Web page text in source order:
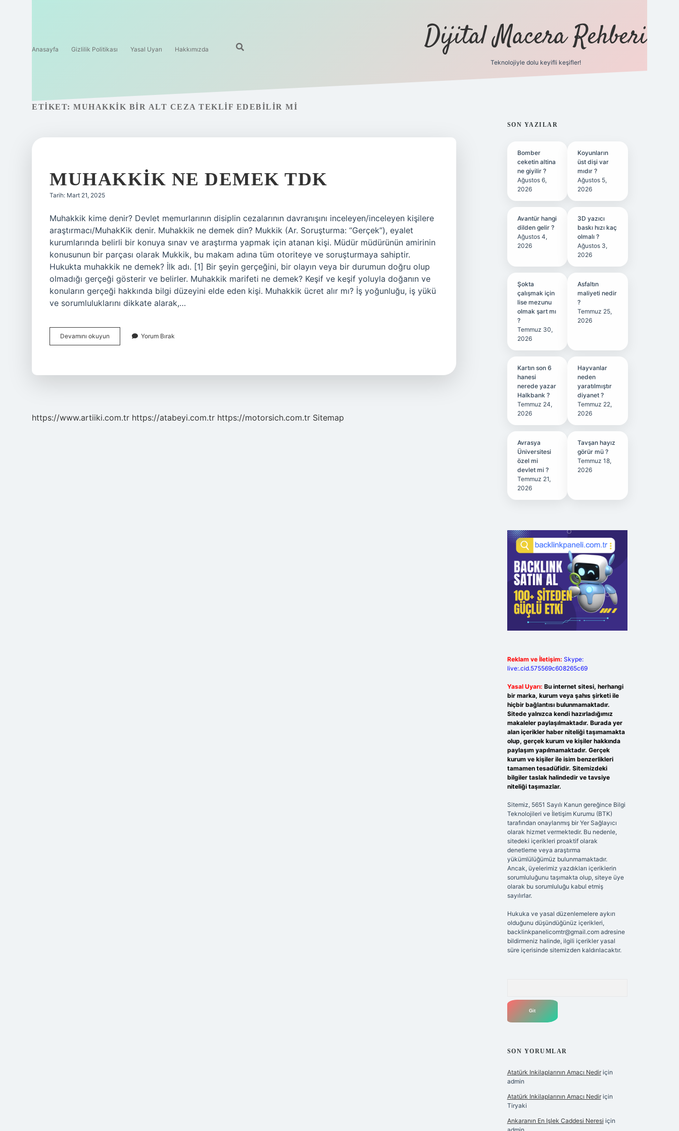
Anasayfa Gizlilik Politikası Yasal Uyarı Hakkımızda Dijital Macera Rehberi
Teknolojiyle dolu keyifli keşifler!
ETIKET: MUHAKKIK BIR ALT CEZA TEKLIF EDEBILIR MI
MUHAKKIK NE DEMEK TDK
Tarih: Mart 21, 2025
Muhakkik kime denir? Devlet memurlarının disiplin cezalarının davranışını inceleyen/inceleyen kişilere
araştırmacı/MuhakKik denir. Muhakkik ne demek din? Mukkik (Ar. Soruşturma: “Gerçek”), eyalet
kurumlarında belirli bir konuya sınav ve araştırma yapmak için atanan kişi. Müdür müdürünün amirinin
konusunun bir parçası olarak Mukkik, bu makam adına tüm otoriteye ve soruşturmaya sahiptir.
Hukukta muhakkik ne demek? İlk adı. [1] Bir şeyin gerçeğini, bir olayın veya bir durumun doğru olup
olmadığı gerçeği gösterir ve belirler. Muhakkik marifeti ne demek? Keşif ve keşif yoluyla doğanın ve
konuların gerçeği hakkında bilgi düzeyini elde eden kişi. Muhakkik ücret alır mı? İş yoğunluğu, iş yükü
ve sorumluluklarını dikkate alarak,…
Devamını okuyun Muhakkik
Ne
Yorum Bırak
https://www.artiiki.com.tr https://atabeyi.com.tr https://motorsich.com.tr Sitemap
SIDEBAR
SON YAZILAR
Bomber
ceketin altina
ne giyilir ?
Ağustos 6,
2026
Koyunların
üst dişi var
mıdır ?
Ağustos 5,
2026
Avantür hangi
dilden gelir ?
Ağustos 4,
2026
3D yazıcı
baskı hızı kaç
olmalı ?
Ağustos 3,
2026
Şokta
çalışmak için
lise mezunu
olmak şart mı
?
Temmuz 30,
2026
Asfaltın
maliyeti nedir
?
Temmuz 25,
2026
Kartın son 6
hanesi
nerede yazar
Halkbank ?
Temmuz 24,
2026
Hayvanlar
neden
yaratılmıştır
diyanet ?
Temmuz 22,
2026
Avrasya
Üniversitesi
özel mi
devlet mi ?
Temmuz 21,
2026
Tavşan hayız
görür mü ?
Temmuz 18,
2026
Reklam ve İletişim: Skype:
live:.cid.575569c608265c69
Yasal Uyarı: Bu internet sitesi, herhangi
bir marka, kurum veya şahıs şirketi ile
hiçbir bağlantısı bulunmamaktadır.
Sitede yalnızca kendi hazırladığımız
makaleler paylaşılmaktadır. Burada yer
alan içerikler haber niteliği taşımamakta
olup, gerçek kurum ve kişiler hakkında
paylaşım yapılmamaktadır. Gerçek
kurum ve kişiler ile isim benzerlikleri
tamamen tesadüfidir. Sitemizdeki
bilgiler taslak halindedir ve tavsiye
niteliği taşımazlar.
Sitemiz, 5651 Sayılı Kanun gereğince Bilgi
Teknolojileri ve İletişim Kurumu (BTK)
tarafından onaylanmış bir Yer Sağlayıcı
olarak hizmet vermektedir. Bu nedenle,
sitedeki içerikleri proaktif olarak
denetleme veya araştırma
yükümlülüğümüz bulunmamaktadır.
Ancak, üyelerimiz yazdıkları içeriklerin
sorumluluğunu taşımakta olup, siteye üye
olarak bu sorumluluğu kabul etmiş
sayılırlar.
Hukuka ve yasal düzenlemelere aykırı
olduğunu düşündüğünüz içerikleri,
backlinkpanelicomtr@gmail.comadresine
bildirmeniz halinde, ilgili içerikler yasal
süre içerisinde sitemizden kaldırılacaktır.
SON YORUMLAR
Atatürk Inkilaplarının Amacı Nediriçin
admin
Atatürk Inkilaplarının Amacı Nediriçin
Tiryaki
Ankaranın En Işlek Caddesi Neresi için